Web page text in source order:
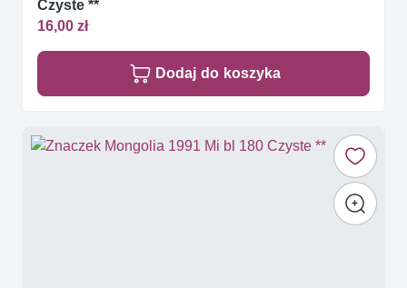
Czyste **
16,00 zł
Dodaj do koszyka